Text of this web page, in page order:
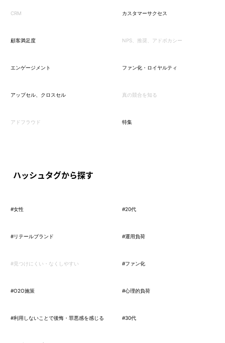
CRM カスタマーサクセス
顧客満足度 NPS、推奨、アドボカシー
エンゲージメント ファン化・ロイヤルティ
アップセル、クロスセル 真の競合を知る
アドフラウド 特集
ハッシュタグから探す
#女性 #20代
#リテールブランド #運用負荷
#見つけにくい・なくしやすい #ファン化
#O2O施策 #心理的負荷
#利用しないことで後悔・罪悪感を感じる #30代